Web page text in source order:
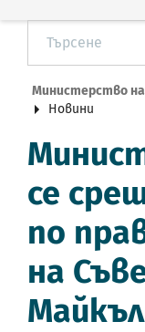
Министерство
Новини
се
по
на